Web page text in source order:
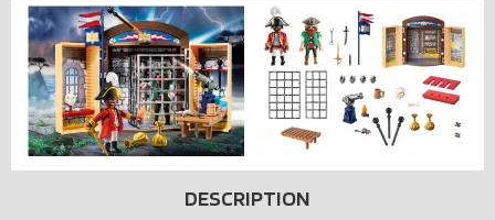
DESCRIPTION